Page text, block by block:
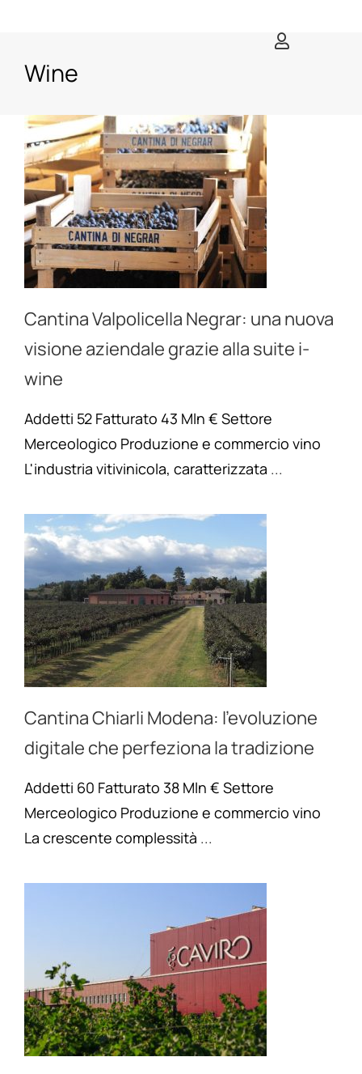
contenuto
Wine
Cantina Valpolicella Negrar: una nuova
visione aziendale grazie alla suite i-
wine
Addetti 52 Fatturato 43 Mln € Settore
Merceologico Produzione e commercio vino
L'industria vitivinicola, caratterizzata ...
Cantina Chiarli Modena: l’evoluzione
digitale che perfeziona la tradizione
Addetti 60 Fatturato 38 Mln € Settore
Merceologico Produzione e commercio vino
La crescente complessità ...